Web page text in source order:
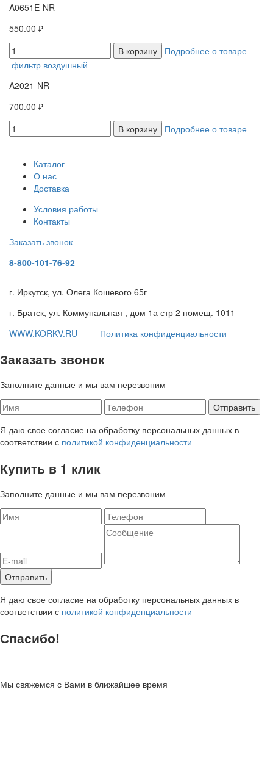
A0651E-NR
550.00 ₽
В корзину
Подробнее о товаре
фильтр воздушный
A2021-NR
700.00 ₽
В корзину
Подробнее о товаре
Каталог
О нас
Доставка
Условия работы
Контакты
Заказать звонок
8-800-101-76-92
г. Иркутск, ул. Олега Кошевого 65г
г. Братск, ул. Коммунальная , дом 1а стр 2 помещ. 1011
WWW.KORKV.RU
Политика конфиденциальности
Заказать звонок
Заполните данные и мы вам перезвоним
Я даю свое согласие на обработку персональных данных в
соответствии с политикой конфиденциальности
Купить в 1 клик
Заполните данные и мы вам перезвоним
Я даю свое согласие на обработку персональных данных в
соответствии с политикой конфиденциальности
Спасибо!
Мы свяжемся с Вами в ближайшее время